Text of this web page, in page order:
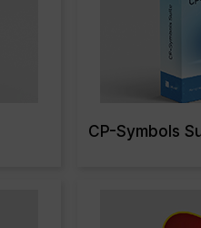
CP-Symbols